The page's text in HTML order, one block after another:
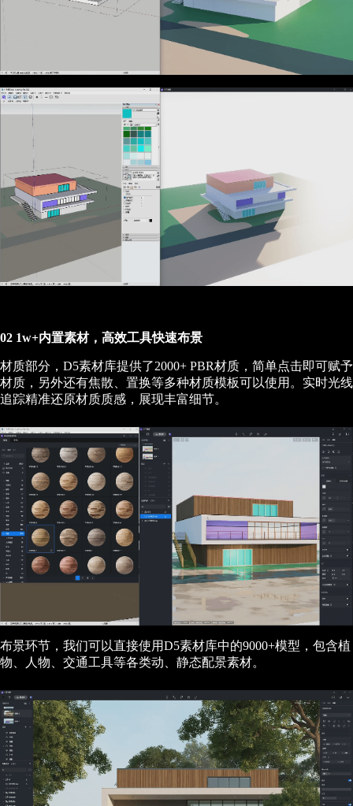
02 1w+内置素材，高效工具快速布景
材质部分，D5素材库提供了2000+ PBR材质，简单点击即可赋予
材质，另外还有焦散、置换等多种材质模板可以使用。实时光线
追踪精准还原材质质感，展现丰富细节。
布景环节，我们可以直接使用D5素材库中的9000+模型，包含植
物、人物、交通工具等各类动、静态配景素材。